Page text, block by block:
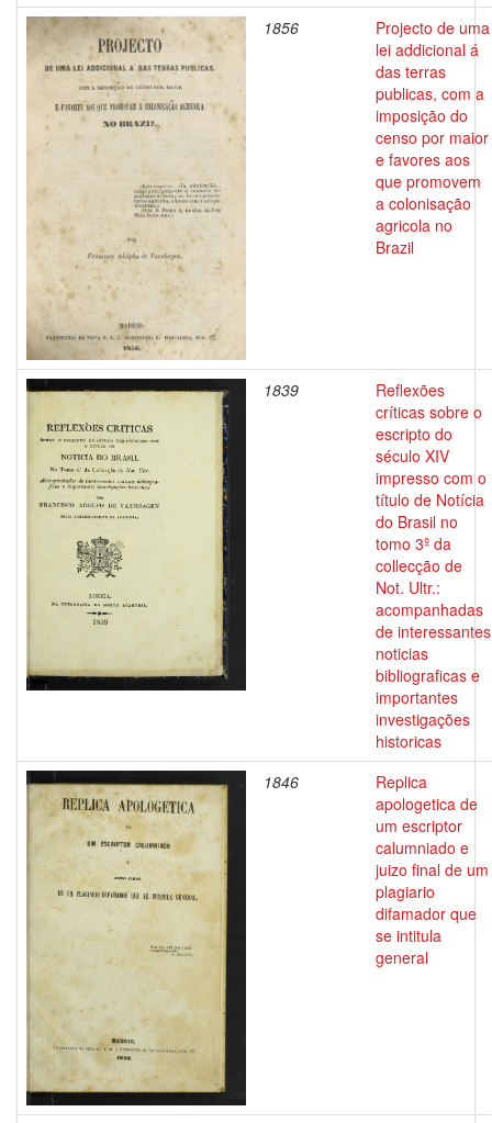
1856
Projecto de uma
lei addicional á
das terras
publicas, com a
imposição do
censo por maior
e favores aos
que promovem
a colonisação
agricola no
Brazil
1839
Reflexões
críticas sobre o
escripto do
século XIV
impresso com o
título de Notícia
do Brasil no
tomo 3º da
collecção de
Not. Ultr.:
acompanhadas
de interessantes
noticias
bibliograficas e
importantes
investigações
historicas
1846
Replica
apologetica de
um escriptor
calumniado e
juizo final de um
plagiario
difamador que
se intitula
general